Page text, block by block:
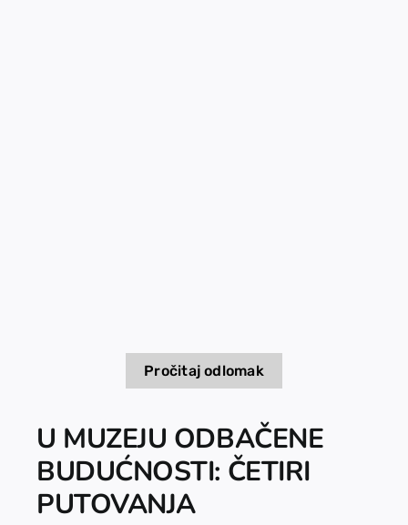
Pročitaj odlomak
U MUZEJU ODBAČENE
BUDUĆNOSTI: ČETIRI
PUTOVANJA